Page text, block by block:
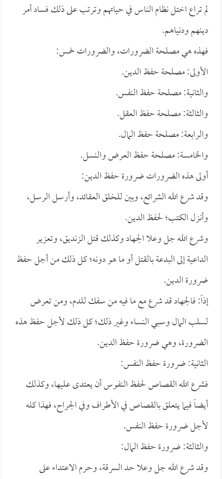
لم تراع اختل نظام الناس في حياتهم وترتب على ذلك فساد أمر
دينهم ودنياهم.
فهذه هي مصلحة الضرورات، والضرورات خمس:
الأولى: مصلحة حفظ الدين.
والثانية: مصلحة حفظ النفس.
والثالثة: مصلحة حفظ العقل.
والرابعة: مصلحة حفظ المال.
والخامسة: مصلحة حفظ العرض والنسل.
أولى هذه الضرورات ضرورة حفظ الدين:
وقد شرع الله الشرائع، وبين للخلق العقائد، وأرسل الرسل،
وأنزل الكتب؛ لحفظ الدين.
وشرع الله جل وعلا الجهاد وكذلك قتل الزنديق، وتعزير
الداعية إلى البدعة بالقتل أو ما هو دونه؛ كل ذلك من أجل حفظ
ضرورة الدين.
إذاً: فالجهاد قد شرع مع ما فيه من سفك للدم، ومن تعرض
لسلب المال وسبي النساء وغير ذلك؛ كل ذلك لأجل حفظ هذه
الضرورة، وهي ضرورة حفظ الدين.
الثانية: ضرورة حفظ النفس:
فشرع الله القصاص لحفظ النفوس أن يعتدى عليها، وكذلك
أيضاً فيما يتعلق بالقصاص في الأطراف وفي الجراح، فهذا كله
لأجل ضرورة حفظ النفس.
والثالثة: ضرورة حفظ المال:
وقد شرع الله جل وعلا حد السرقة، وحرم الاعتداء على